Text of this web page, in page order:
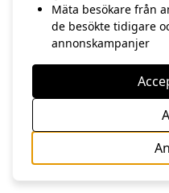
Mäta besökare från
de besökte tidigare
annonskampanjer